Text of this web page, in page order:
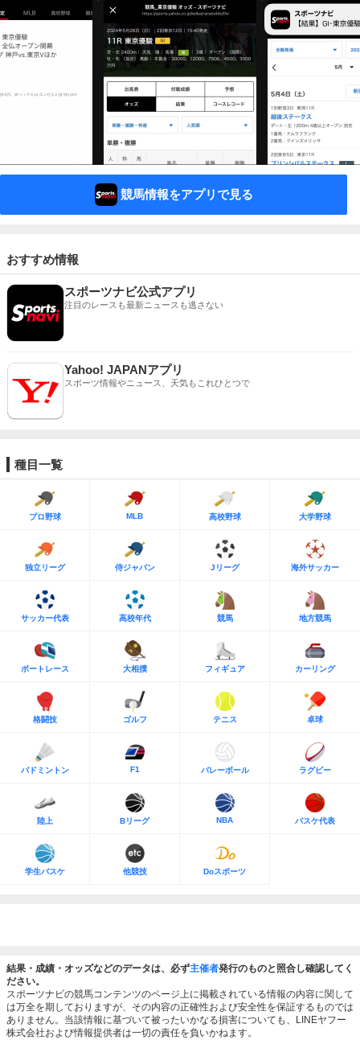
競馬情報をアプリで見る
おすすめ情報
スポーツナビ公式アプリ
注目のレースも最新ニュースも逃さない
Yahoo! JAPANアプリ
スポーツ情報やニュース、天気もこれひとつで
種目一覧
プロ野球 MLB 高校野球 大学野球
独立リーグ 侍ジャパン Jリーグ 海外サッカー
サッカー代表 高校年代 競馬 地方競馬
ボートレース 大相撲 フィギュア カーリング
格闘技 ゴルフ テニス 卓球
バドミントン F1 バレーボール ラグビー
陸上 Bリーグ NBA バスケ代表
学生バスケ 他競技 Doスポーツ
結果・成績・オッズなどのデータは、必ず主催者発行のものと照合し確認してく
ださい。
スポーツナビの競馬コンテンツのページ上に掲載されている情報の内容に関して
は万全を期しておりますが、その内容の正確性および安全性を保証するものでは
ありません。当該情報に基づいて被ったいかなる損害についても、LINEヤフー
株式会社および情報提供者は一切の責任を負いかねます。